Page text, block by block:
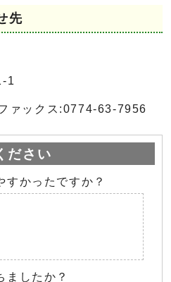
先
ックス:0774-63-7956
ださい
すかったですか？
ましたか？